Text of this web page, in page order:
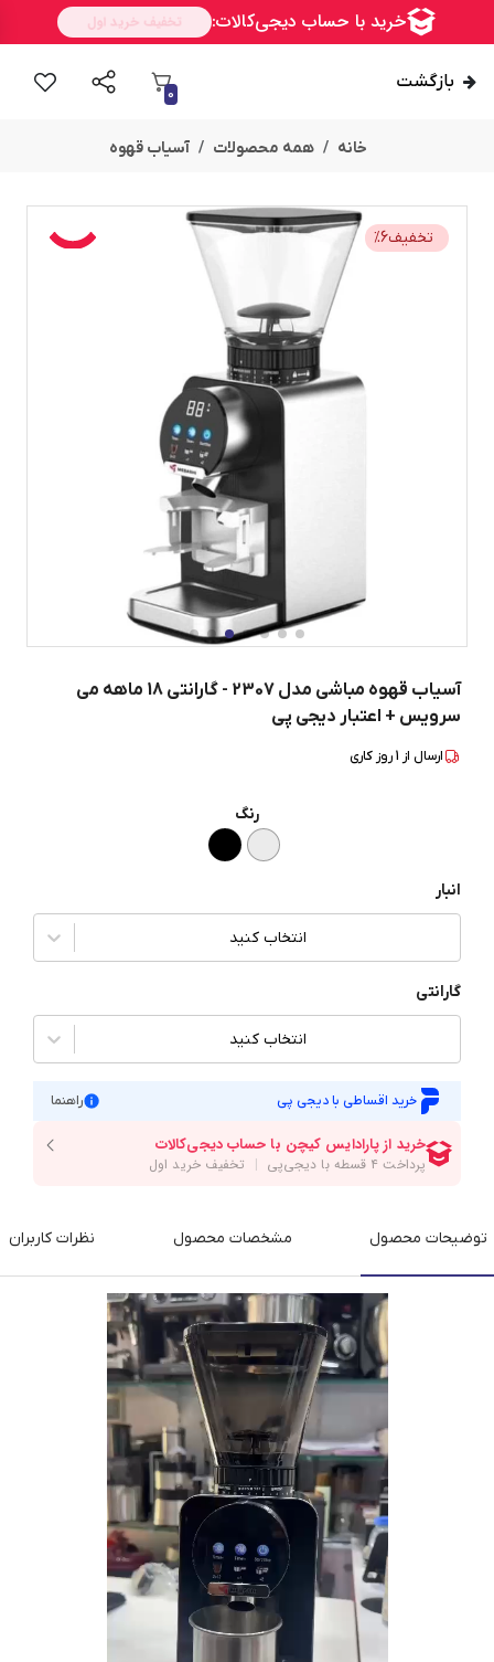
بازگشت
0
خانه همه محصولات آسیاب قهوه
تخفیف %6
آسیاب قهوه مباشی مدل 2307 - گارانتی 18 ماهه می
سرویس + اعتبار دیجی پی
ارسال از 1روز کاری
رنگ
انبار
انتخاب کنید
گارانتی
انتخاب کنید
خرید اقساطی با دیجی پی راهنما
توضیحات محصول مشخصات محصول نظرات کاربران